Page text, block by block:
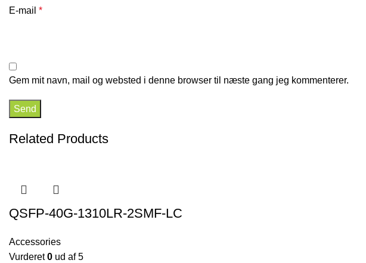
E-mail *
Gem mit navn, mail og websted i denne browser til næste gang jeg kommenterer.
Related Products
QSFP-40G-1310LR-2SMF-LC
Accessories
Vurderet0 ud af 5